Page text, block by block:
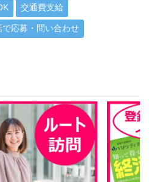
交通費支給
で応募・問い合わせ